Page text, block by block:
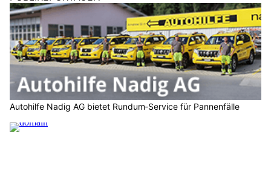
Landespolizei Liechtenstein: Einbruch, Unfälle
und Helikopter-Einsätze übers Wochenende
26.04.26 VON POLIZEI.NEWS REDAKTION
Während des ganzen Wochenendes kam es zu mehreren
Einsätzen der Landespolizei sowie weiterer
Blaulichtorganisationen.
Die angekündigten und bewilligten Anlässe im Strassenverkehr
verliefen aus polizeilicher Sicht reibungslos.
Weiterlesen